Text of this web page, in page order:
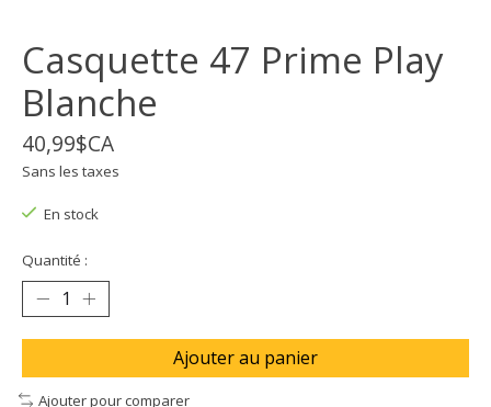
Casquette 47 Prime Play
Blanche
40,99$CA
Sans les taxes
En stock
Quantité :
Ajouter au panier
Ajouter pour comparer